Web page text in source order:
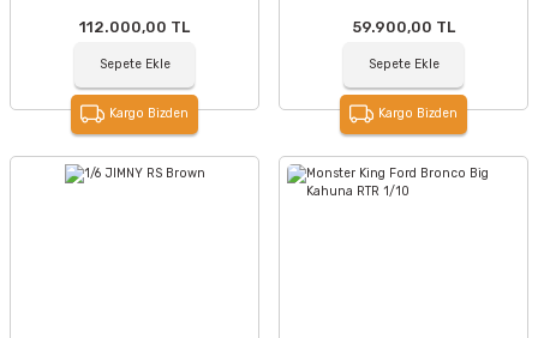
112.000,00 TL
Sepete Ekle
Kargo Bizden
59.900,00 TL
Sepete Ekle
Kargo Bizden